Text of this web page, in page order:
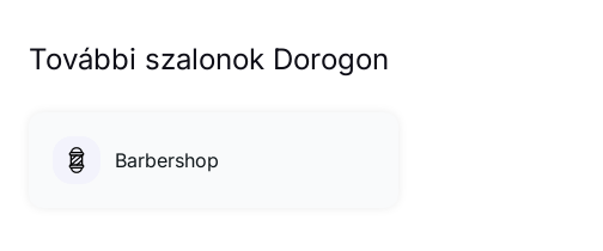
További szalonok Dorogon
Barbershop